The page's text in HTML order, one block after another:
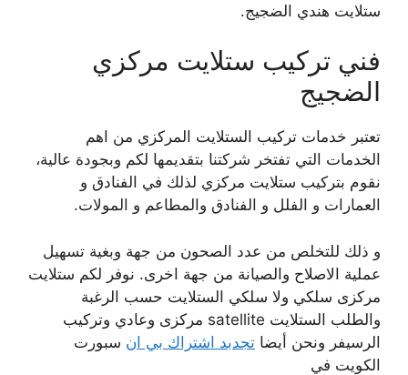
ستلايت هندي الضجيج.
فني تركيب ستلايت مركزي
الضجيج
تعتبر خدمات تركيب الستلايت المركزي من اهم
الخدمات التي تفتخر شركتنا بتقديمها لكم وبجودة عالية،
نقوم بتركيب ستلايت مركزي لذلك في الفنادق و
العمارات و الفلل و الفنادق والمطاعم و المولات.
و ذلك للتخلص من عدد الصحون من جهة وبغية تسهيل
عملية الاصلاح والصيانة من جهة اخرى. نوفر لكم ستلايت
مركزى سلكي ولا سلكي الستلايت حسب الرغبة
والطلب الستلايت satellite مركزى وعادي وتركيب
الرسيفر ونحن أيضا تجدبد اشتراك بي ان سبورت
الكويت في